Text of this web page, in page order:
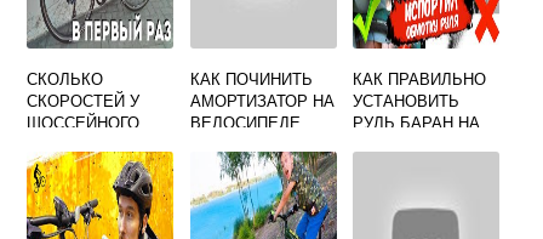
СКОЛЬКО
СКОРОСТЕЙ У
ШОССЕЙНОГО
КАК ПОЧИНИТЬ
АМОРТИЗАТОР НА
ВЕЛОСИПЕДЕ
КАК ПРАВИЛЬНО
УСТАНОВИТЬ
РУЛЬ БАРАН НА